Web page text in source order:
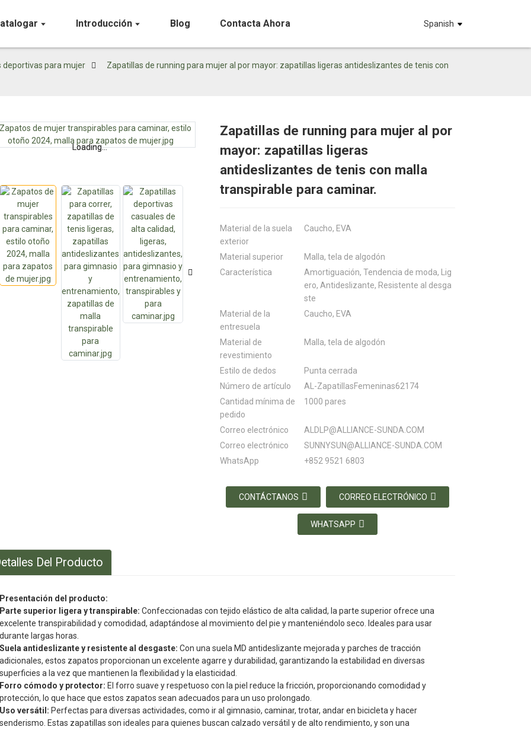
Introducción Blog Contacta Ahora Spanish
deportivas para mujer Zapatillas de running para mujer al por mayor: zapatillas ligeras antideslizantes de tenis con
Loading...
Loading...
Loading...
Loading...
Zapatillas de running para mujer al por
mayor: zapatillas ligeras
antideslizantes de tenis con malla
transpirable para caminar.
Material de la suela
exterior
Caucho, EVA
Material superior
Malla, tela de algodón
Característica
Amortiguación, Tendencia de moda, Lig
ero, Antideslizante, Resistente al desga
ste
Material de la
entresuela
Caucho, EVA
Material de
revestimiento
Malla, tela de algodón
Estilo de dedos
Punta cerrada
Número de artículo
AL-ZapatillasFemeninas62174
Cantidad mínima de
pedido
1000 pares
Correo electrónico
ALDLP@ALLIANCE-SUNDA.COM
Correo electrónico
SUNNYSUN@ALLIANCE-SUNDA.COM
WhatsApp
+852 9521 6803
CONTÁCTANOS CORREO ELECTRÓNICO
WHATSAPP
Del Producto
Presentación del producto:
Parte superior ligera y transpirable:Confeccionadas con tejido elástico de alta calidad, la parte superior ofrece una
excelente transpirabilidad y comodidad, adaptándose al movimiento del pie y manteniéndolo seco. Ideales para usar
durante largas horas.
Suela antideslizante y resistente al desgaste: Con una suela MD antideslizante mejorada y parches de tracción
adicionales, estos zapatos proporcionan un excelente agarre y durabilidad, garantizando la estabilidad en diversas
superficies a la vez que mantienen la flexibilidad y la elasticidad.
Forro cómodo y protector: El forro suave y respetuoso con la piel reduce la fricción, proporcionando comodidad y
protección, lo que hace que estos zapatos sean adecuados para un uso prolongado.
Uso versátil: Perfectas para diversas actividades, como ir al gimnasio, caminar, trotar, andar en bicicleta y hacer
senderismo. Estas zapatillas son ideales para quienes buscan calzado versátil y de alto rendimiento, y son una